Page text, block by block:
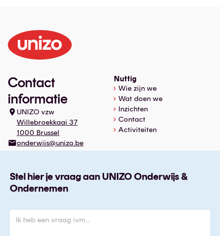
Contact
informatie
UNIZO vzw
Willebroekkaai 37
1000 Brussel
onderwijs@unizo.be
Nuttig
Wie zijn we
Wat doen we
Inzichten
Contact
Activiteiten
Stel hier je vraag aan UNIZO Onderwijs &
Ondernemen